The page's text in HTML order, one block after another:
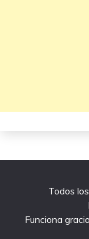
Todos
Funciona